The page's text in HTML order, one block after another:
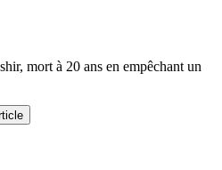
mort à 20 ans en empêchant un